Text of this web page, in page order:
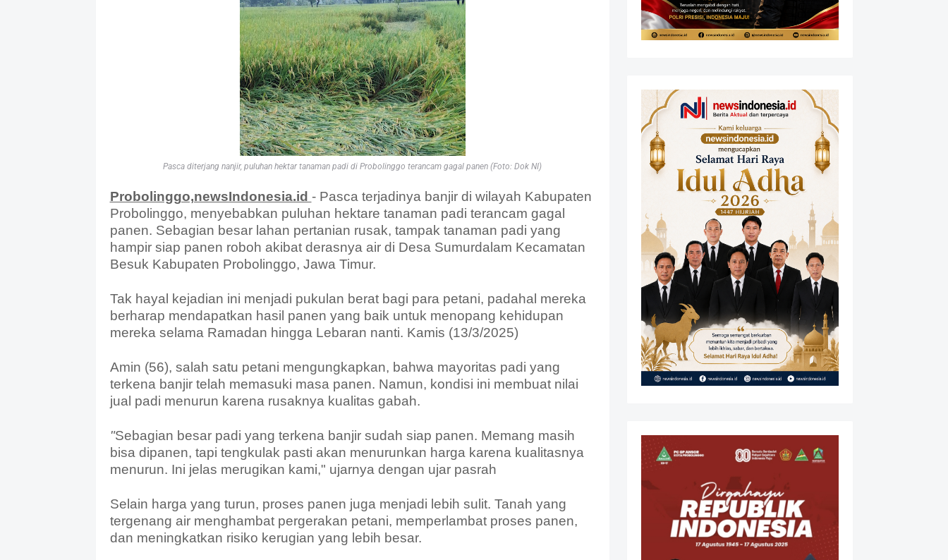
Pasca diterjang nanjir, puluhan hektar tanaman padi di Probolinggo terancam gagal panen (Foto: Dok NI)
Probolinggo,newsIndonesia.id - Pasca terjadinya banjir di wilayah Kabupaten
Probolinggo, menyebabkan puluhan hektare tanaman padi terancam gagal
panen. Sebagian besar lahan pertanian rusak, tampak tanaman padi yang
hampir siap panen roboh akibat derasnya air di Desa Sumurdalam Kecamatan
Besuk Kabupaten Probolinggo, Jawa Timur.
Tak hayal kejadian ini menjadi pukulan berat bagi para petani, padahal mereka
berharap mendapatkan hasil panen yang baik untuk menopang kehidupan
mereka selama Ramadan hingga Lebaran nanti. Kamis (13/3/2025)
Amin (56), salah satu petani mengungkapkan, bahwa mayoritas padi yang
terkena banjir telah memasuki masa panen. Namun, kondisi ini membuat nilai
jual padi menurun karena rusaknya kualitas gabah.
"Sebagian besar padi yang terkena banjir sudah siap panen. Memang masih
bisa dipanen, tapi tengkulak pasti akan menurunkan harga karena kualitasnya
menurun. Ini jelas merugikan kami," ujarnya dengan ujar pasrah
Selain harga yang turun, proses panen juga menjadi lebih sulit. Tanah yang
tergenang air menghambat pergerakan petani, memperlambat proses panen,
dan meningkatkan risiko kerugian yang lebih besar.